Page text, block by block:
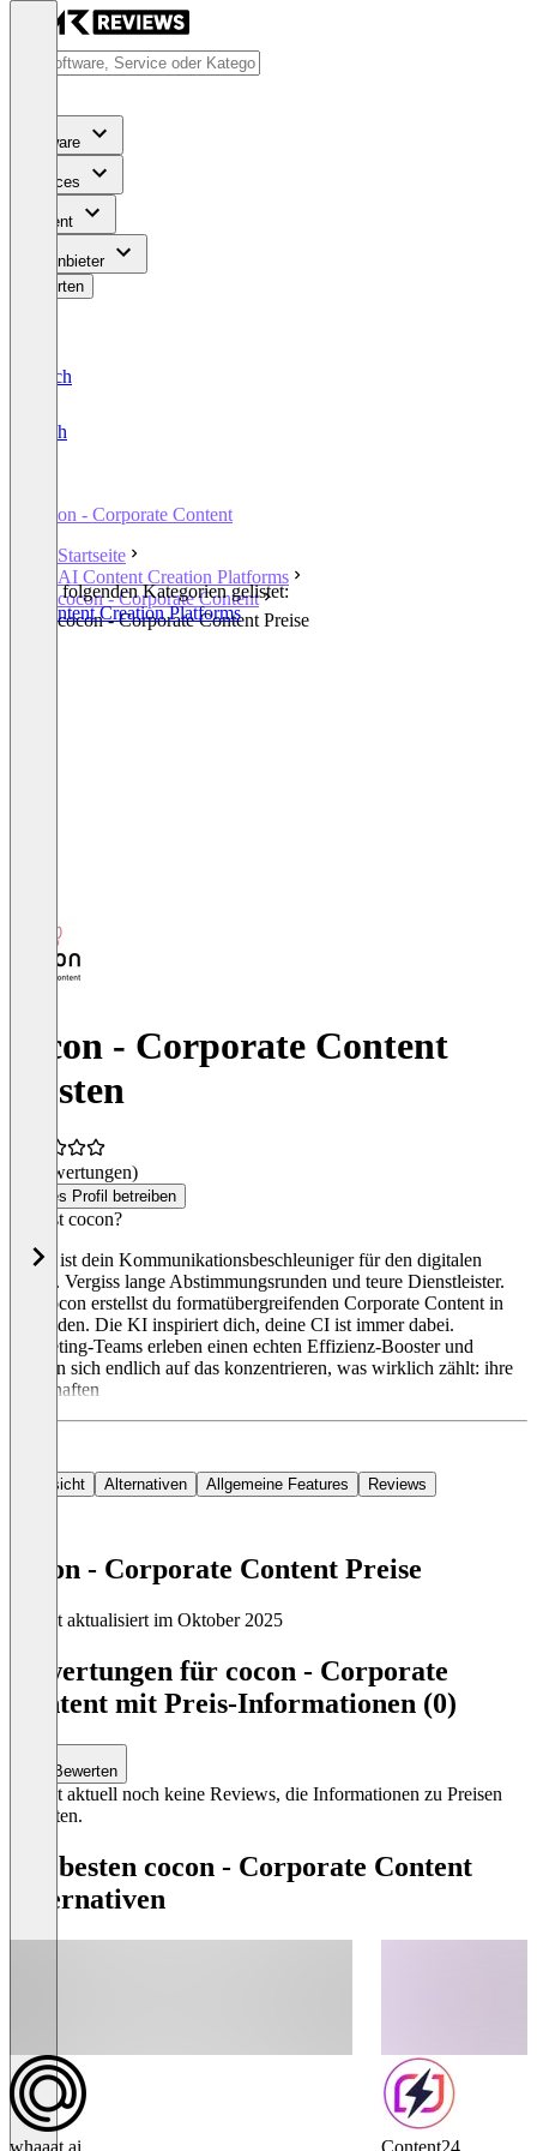
Software
Services
Content
Für Anbieter
Bewerten
Deutsch
English
cocon - Corporate Content
Startseite
AI Content Creation Platforms
cocon - Corporate Content
cocon - Corporate Content Preise
In den folgenden Kategorien gelistet:
AI Content Creation Platforms
cocon - Corporate Content
Kosten
(0 Bewertungen)
Dieses Profil betreiben
Was ist cocon?
cocon ist dein Kommunikationsbeschleuniger für den digitalen
Raum. Vergiss lange Abstimmungsrunden und teure Dienstleister.
Mit cocon erstellst du formatübergreifenden Corporate Content in
Sekunden. Die KI inspiriert dich, deine CI ist immer dabei.
Marketing-Teams erleben einen echten Effizienz-Booster und
können sich endlich auf das konzentrieren, was wirklich zählt: ihre
Botschaften
Übersicht Alternativen Allgemeine Features Reviews
cocon - Corporate Content Preise
Zuletzt aktualisiert im Oktober 2025
Bewertungen für cocon - Corporate
Content mit Preis-Informationen (0)
Bewerten
Es gibt aktuell noch keine Reviews, die Informationen zu Preisen
enthalten.
Die besten cocon - Corporate Content
Alternativen
whaaat.ai Content24